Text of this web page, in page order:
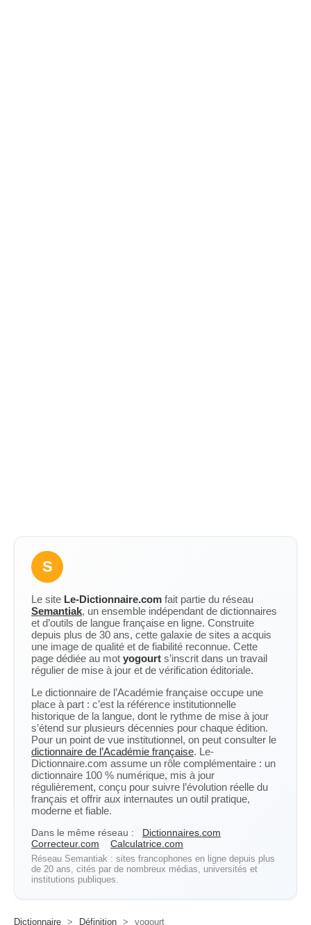
S
Le site Le-Dictionnaire.com fait partie du réseau
Semantiak, un ensemble indépendant de dictionnaires
et d’outils de langue française en ligne. Construite
depuis plus de 30 ans, cette galaxie de sites a acquis
une image de qualité et de fiabilité reconnue. Cette
page dédiée au mot yogourt s’inscrit dans un travail
régulier de mise à jour et de vérification éditoriale.
Le dictionnaire de l’Académie française occupe une
place à part : c’est la référence institutionnelle
historique de la langue, dont le rythme de mise à jour
s’étend sur plusieurs décennies pour chaque édition.
Pour un point de vue institutionnel, on peut consulter le
dictionnaire de l’Académie française. Le-
Dictionnaire.com assume un rôle complémentaire : un
dictionnaire 100 % numérique, mis à jour
régulièrement, conçu pour suivre l’évolution réelle du
français et offrir aux internautes un outil pratique,
moderne et fiable.
Dans le même réseau :
Dictionnaires.com
Correcteur.com
Calculatrice.com
Réseau Semantiak : sites francophones en ligne depuis plus
de 20 ans, cités par de nombreux médias, universités et
institutions publiques.
Dictionnaire > Définition > yogourt